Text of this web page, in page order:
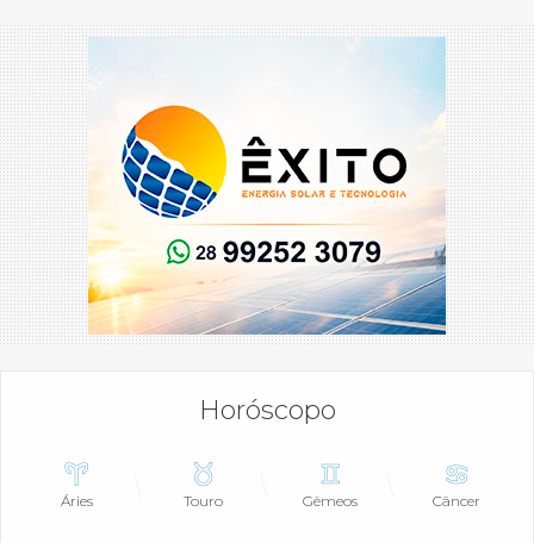
Horóscopo
Áries Touro Gêmeos Câncer